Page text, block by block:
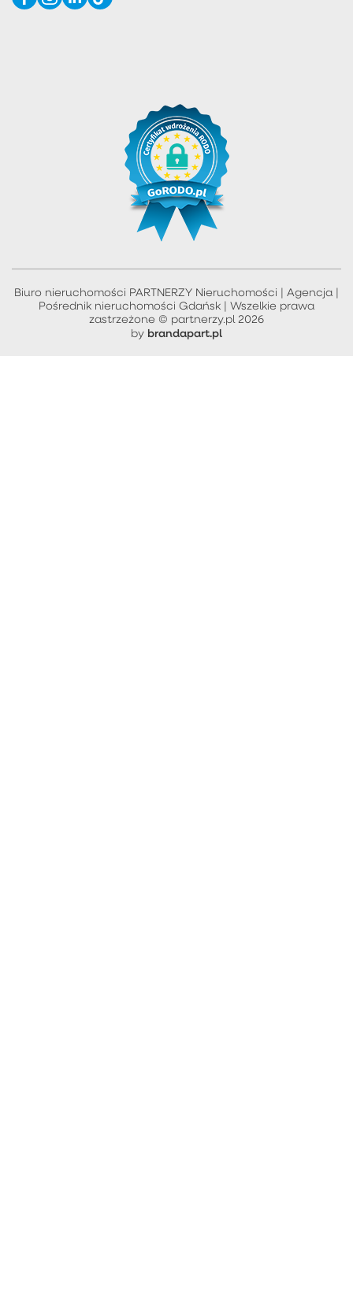
Biuro nieruchomości PARTNERZY Nieruchomości | Agencja |
Pośrednik nieruchomości Gdańsk | Wszelkie prawa
zastrzeżone © partnerzy.pl 2026
by brandapart.pl